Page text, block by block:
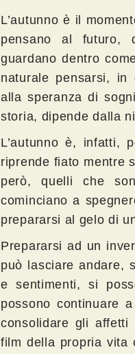
L’autunno è il
pensano al futuro,
guardano dentro
naturale pensarsi, in
alla speranza di
storia, dipende dalla
L’autunno è, infatti,
riprende fiato mentre
però, quelli che
cominciano a
prepararsi al gelo di
Prepararsi ad un
può lasciare andare,
e sentimenti, si
possono continuare
consolidare gli
film della propria vita